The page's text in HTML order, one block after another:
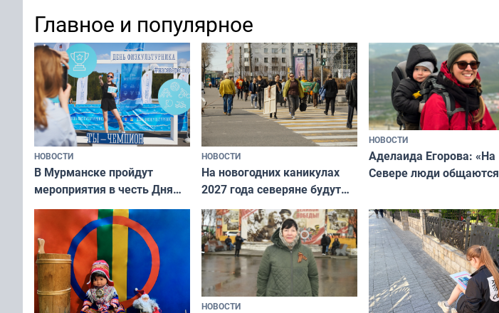
и вернуть свежий взгляд
без дорогих средств
современно и стильно без
переплат
независимому питомцу
Главное и популярное
НОВОСТИ
В Мурманске пройдут
мероприятия в честь Дня
физкультурника
НОВОСТИ
На новогодних каникулах
2027 года северяне будут
отдыхать 11 дней
НОВОСТИ
Аделаида Егорова: «На
Севере люди общаются
а потому что
ты им интересен»
НОВОСТИ